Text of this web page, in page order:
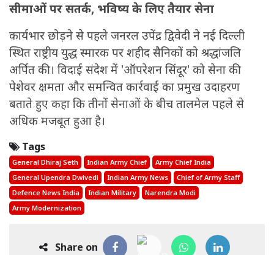
सीमाओं पर सतर्क, भविष्य के लिए तैयार सेना
कार्यभार छोड़ने से पहले जनरल उपेंद्र द्विवेदी ने नई दिल्ली
स्थित राष्ट्रीय युद्ध स्मारक पर शहीद सैनिकों को श्रद्धांजलि
अर्पित की। विदाई संदेश में 'ऑपरेशन सिंदूर' को सेना की
पेशेवर क्षमता और समन्वित कार्रवाई का प्रमुख उदाहरण
बताते हुए कहा कि तीनों सेनाओं के बीच तालमेल पहले से
अधिक मजबूत हुआ है।
Tags
General Dhiraj Seth Indian Army Chief
Army Chief India
General Upendra Dwivedi
Indian Army News
Chief of Army Staff
Defence News India
Indian Military
Narendra Modi
Army Modernization
Share on